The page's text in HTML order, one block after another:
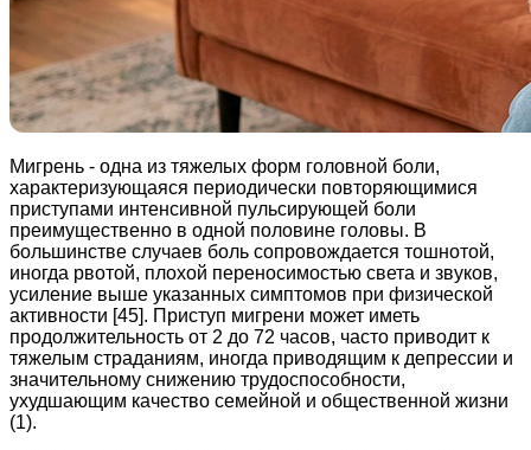
Мигрень - одна из тяжелых форм головной боли,
характеризующаяся периодически повторяющимися
приступами интенсивной пульсирующей боли
преимущественно в одной половине головы. В
большинстве случаев боль сопровождается тошнотой,
иногда рвотой, плохой переносимостью света и звуков,
усиление выше указанных симптомов при физической
активности [45]. Приступ мигрени может иметь
продолжительность от 2 до 72 часов, часто приводит к
тяжелым страданиям, иногда приводящим к депрессии и
значительному снижению трудоспособности,
ухудшающим качество семейной и общественной жизни
(1).